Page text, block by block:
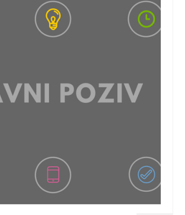
efikasnosti u stambenom